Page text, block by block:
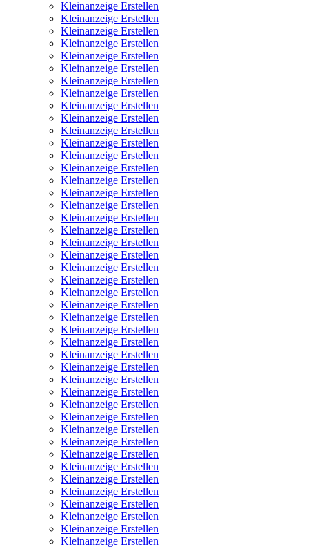
Kleinanzeige Erstellen
Kleinanzeige Erstellen
Kleinanzeige Erstellen
Kleinanzeige Erstellen
Kleinanzeige Erstellen
Kleinanzeige Erstellen
Kleinanzeige Erstellen
Kleinanzeige Erstellen
Kleinanzeige Erstellen
Kleinanzeige Erstellen
Kleinanzeige Erstellen
Kleinanzeige Erstellen
Kleinanzeige Erstellen
Kleinanzeige Erstellen
Kleinanzeige Erstellen
Kleinanzeige Erstellen
Kleinanzeige Erstellen
Kleinanzeige Erstellen
Kleinanzeige Erstellen
Kleinanzeige Erstellen
Kleinanzeige Erstellen
Kleinanzeige Erstellen
Kleinanzeige Erstellen
Kleinanzeige Erstellen
Kleinanzeige Erstellen
Kleinanzeige Erstellen
Kleinanzeige Erstellen
Kleinanzeige Erstellen
Kleinanzeige Erstellen
Kleinanzeige Erstellen
Kleinanzeige Erstellen
Kleinanzeige Erstellen
Kleinanzeige Erstellen
Kleinanzeige Erstellen
Kleinanzeige Erstellen
Kleinanzeige Erstellen
Kleinanzeige Erstellen
Kleinanzeige Erstellen
Kleinanzeige Erstellen
Kleinanzeige Erstellen
Kleinanzeige Erstellen
Kleinanzeige Erstellen
Kleinanzeige Erstellen
Kleinanzeige Erstellen